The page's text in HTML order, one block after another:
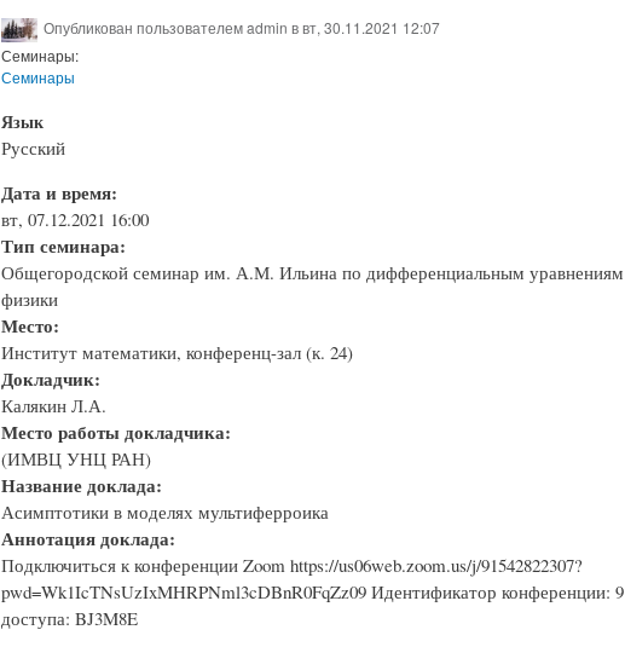
Опубликован пользователемadmin в вт, 30.11.2021 12:07
Семинары:
Семинары
Язык
Русский
Дата и время:
вт, 07.12.2021 16:00
Тип семинара:
Общегородской семинар им. А.М. Ильина по дифференциальным уравнениям
физики
Место:
Институт математики, конференц-зал (к. 24)
Докладчик:
Калякин Л.А.
Место работы докладчика:
(ИМВЦ УНЦ РАН)
Название доклада:
Асимптотики в моделях мультиферроика
Аннотация доклада:
Подключиться к конференции Zoom https://us06web.zoom.us/j/91542822307?
pwd=Wk1IcTNsUzIxMHRPNml3cDBnR0FqZz09 Идентификатор конференции:
доступа: BJ3M8E